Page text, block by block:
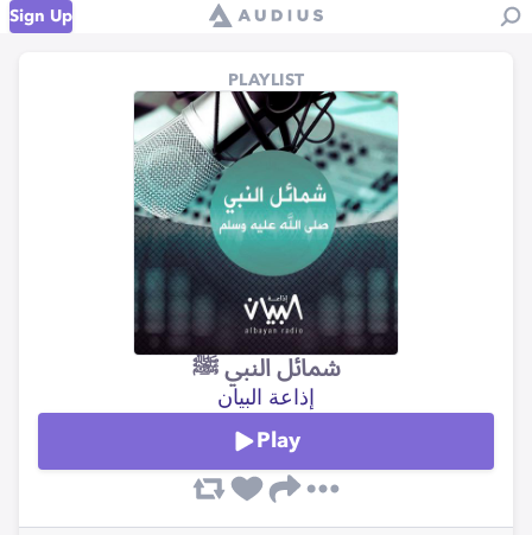
Sign Up
PLAYLIST
شمائل النبي ﷺ
إذاعة البيان
Play